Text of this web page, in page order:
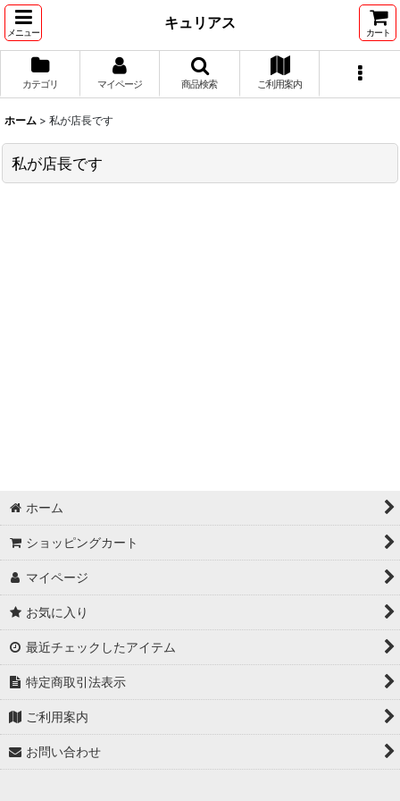
メニュー
キュリアス
カート
カテゴリ マイページ 商品検索 ご利用案内
ホーム > 私が店長です
私が店長です
ホーム
ショッピングカート
マイページ
お気に入り
最近チェックしたアイテム
特定商取引法表示
ご利用案内
お問い合わせ